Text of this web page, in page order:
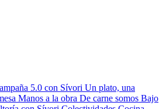
5.0 con Sívori Un plato, una
Manos a la obra De carne somos Bajo